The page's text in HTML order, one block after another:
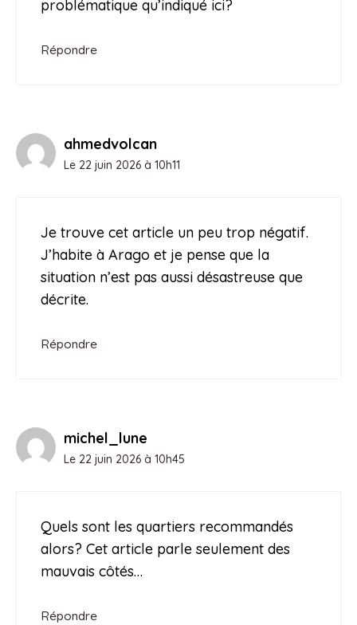
problématique qu’indiqué ici?
Répondre
ahmedvolcan
Le 22 juin 2026 à 10h11
Je trouve cet article un peu trop négatif.
J’habite à Arago et je pense que la
situation n’est pas aussi désastreuse que
décrite.
Répondre
michel_lune
Le 22 juin 2026 à 10h45
Quels sont les quartiers recommandés
alors? Cet article parle seulement des
mauvais côtés…
Répondre